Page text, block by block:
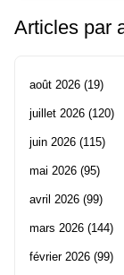
Articles par
août 2026 (19)
juillet 2026 (120)
juin 2026 (115)
mai 2026 (95)
avril 2026 (99)
mars 2026 (144)
février 2026 (99)